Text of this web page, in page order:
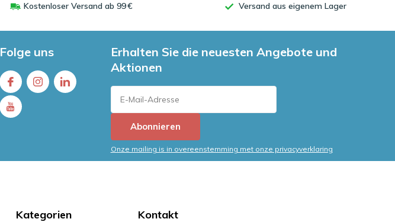
Kostenloser Versand ab 99 € Versand aus eigenem Lager
Folge uns
Erhalten Sie die neuesten Angebote und
Aktionen
Abonnieren
Onze mailing is in overeenstemming met onze privacyverklaring
Kategorien Kontakt